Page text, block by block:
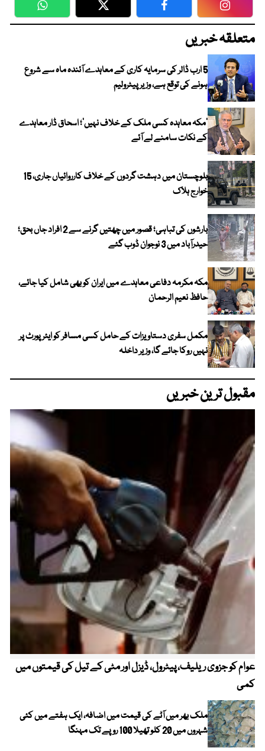
WhatsApp Twitter Facebook
متعلقہ خبریں
5 ارب ڈالر کی سرمایہ کاری کے معاہدے آئندہ ماہ سے شروع
ہونے کی توقع ہے، وزیر پیٹرولیم
‘مکہ معاہدہ کسی ملک کے خلاف نہیں’؛ اسحاق ڈار معاہدے
کے نکات سامنے لے آئے
بلوچستان میں دہشت گردوں کے خلاف کارروائیاں جاری، 15
خوارج ہلاک
بارشوں کی تباہی؛ قصور میں چھتیں گرنے سے 2 افراد جاں بحق؛
حیدرآباد میں 3 نوجوان ڈوب گئے
مکہ مکرمہ دفاعی معاہدے میں ایران کو بھی شامل کیا جائے،
حافظ نعیم الرحمان
مکمل سفری دستاویزات کے حامل کسی مسافر کو ایئرپورٹ پر
نہیں روکا جائے گا، وزیر داخلہ
مقبول ترین خبریں
عوام کو جزوی ریلیف، پیٹرول، ڈیزل اور مٹی کے تیل کی قیمتوں میں
کمی
ملک بھر میں آٹے کی قیمت میں اضافہ، ایک ہفتے میں کئی
شہروں میں 20 کلو تھیلا 100 روپے تک مہنگا